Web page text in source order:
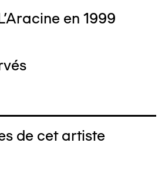
en 1999
de cet artiste